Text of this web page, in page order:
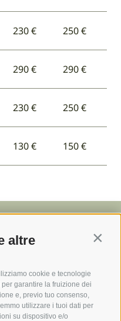
altre
cookie e tecnologie
garantire la fruizione dei
e, previo tuo consenso,
utilizzare i tuoi dati per
su dispositivo e/o
230 € 250 €
290 € 290 €
230 € 250 €
130 € 150 €